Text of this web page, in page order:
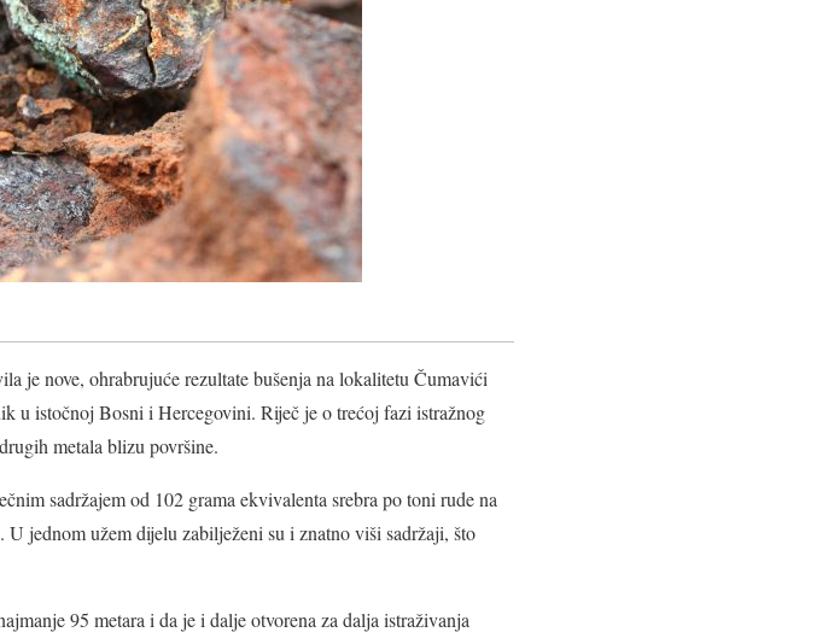
je nove, ohrabrujuće rezultate bušenja na lokalitetu Čumavići
u istočnoj Bosni i Hercegovini. Riječ je o trećoj fazi istražnog
metala blizu površine.
sadržajem od 102 grama ekvivalenta srebra po toni rude na
jednom užem dijelu zabilježeni su i znatno viši sadržaji, što
95 metara i da je i dalje otvorena za dalja istraživanja